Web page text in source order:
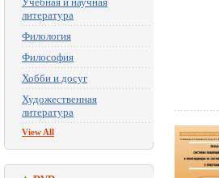
литература
Филология
Философия
Хобби и досуг
Художественная
литература
View All